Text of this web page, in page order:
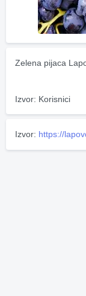
Zelena pijaca
Izvor: Korisnici
Izvor: https://